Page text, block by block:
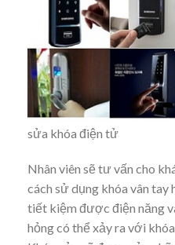
sửa khóa điện tử
Nhân viên sẽ tư vấn cho
cách sử dụng khóa vân tay
tiết kiệm được điện năng
hỏng có thể xảy ra với khóa